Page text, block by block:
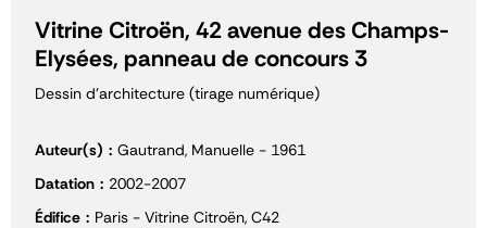
Vitrine Citroën, 42 avenue des Champs-
Elysées, panneau de concours 3
Dessin d'architecture (tirage numérique)
Auteur(s)
Gautrand, Manuelle - 1961
Datation
2002-2007
Édifice
Paris - Vitrine Citroën, C42